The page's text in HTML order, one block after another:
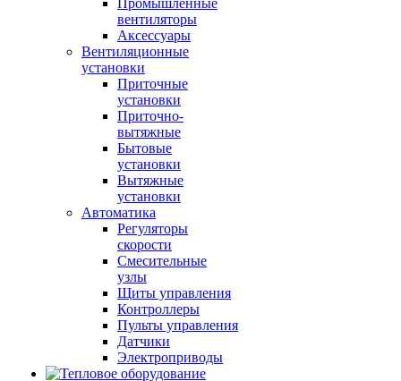
Промышленные
вентиляторы
Аксессуары
Вентиляционные
установки
Приточные
установки
Приточно-
вытяжные
Бытовые
установки
Вытяжные
установки
Автоматика
Регуляторы
скорости
Смесительные
узлы
Щиты управления
Контроллеры
Пульты управления
Датчики
Электроприводы